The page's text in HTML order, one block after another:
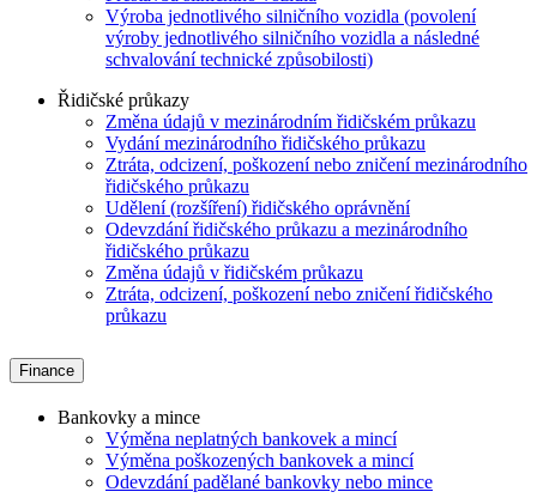
Výroba jednotlivého silničního vozidla (povolení
výroby jednotlivého silničního vozidla a následné
schvalování technické způsobilosti)
Řidičské průkazy
Změna údajů v mezinárodním řidičském průkazu
Vydání mezinárodního řidičského průkazu
Ztráta, odcizení, poškození nebo zničení mezinárodního
řidičského průkazu
Udělení (rozšíření) řidičského oprávnění
Odevzdání řidičského průkazu a mezinárodního
řidičského průkazu
Změna údajů v řidičském průkazu
Ztráta, odcizení, poškození nebo zničení řidičského
průkazu
Finance
Bankovky a mince
Výměna neplatných bankovek a mincí
Výměna poškozených bankovek a mincí
Odevzdání padělané bankovky nebo mince